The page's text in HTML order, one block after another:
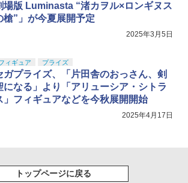
場版 Luminasta “渚カヲル×ロンギヌス
槍”」が今夏展開予定
2025年3月5日
ィギュア プライズ
ガプライズ、「片田舎のおっさん、剣
になる」より「アリューシア・シトラ
」フィギュアなどを今秋展開開始
2025年4月17日
トップページに戻る